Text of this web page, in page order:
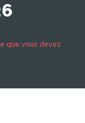
que vous devez